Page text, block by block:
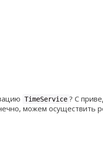
TimeService ? С
можем осуществить